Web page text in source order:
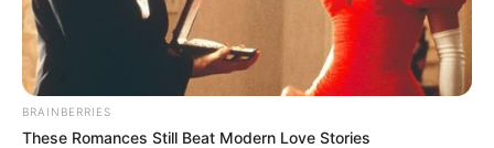
BRAINBERRIES
These Romances Still Beat Modern Love Stories